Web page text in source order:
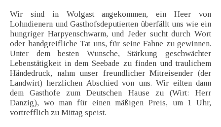
Wir sind in Wolgast angekommen, ein Heer von
Lohndienern und Gasthofsdeputierten überfällt uns wie ein
hungriger Harpyenschwarm, und Jeder sucht durch Wort
oder handgreifliche Tat uns, für seine Fahne zu gewinnen.
Unter dem besten Wunsche, Stärkung geschwächter
Lebenstätigkeit in dem Seebade zu finden und traulichem
Händedruck, nahm unser freundlicher Mitreisender (der
Landwirt) herzlichen Abschied von uns. Wir eilten dann
dem Gasthofe zum Deutschen Hause zu (Wirt: Herr
Danzig), wo man für einen mäßigen Preis, um 1 Uhr,
vortrefflich zu Mittag speist.